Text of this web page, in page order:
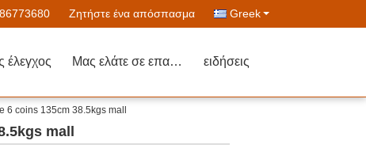
Ζητήστε ένα απόσπασμα Greek
έλεγχος Μας ελάτε σε επαφή με ειδήσεις
coins 135cm 38.5kgs mall
mall